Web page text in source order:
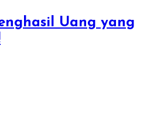
Uang yang